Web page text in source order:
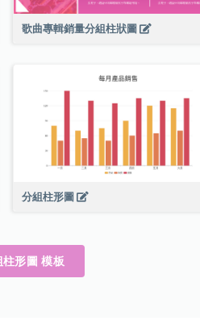
歌曲專輯銷量分組柱狀圖
分組柱形圖
形圖 模板